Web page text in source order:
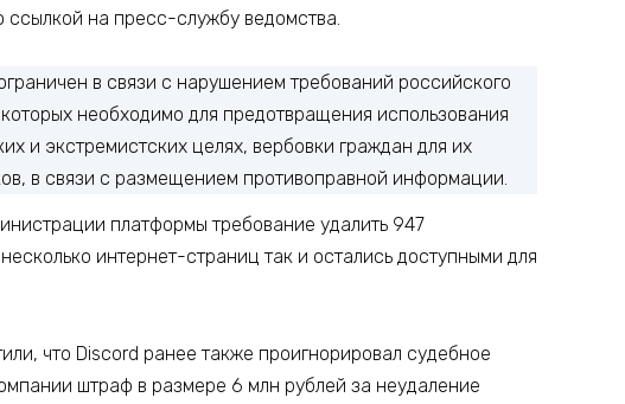
на пресс-службу ведомства.
в связи с нарушением требований российского
необходимо для предотвращения использования
и экстремистских целях, вербовки граждан для их
в связи с размещением противоправной информации.
платформы требование удалить 947
интернет-страниц так и остались доступными для
что Discord ранее также проигнорировал судебное
штраф в размере 6 млн рублей за неудаление